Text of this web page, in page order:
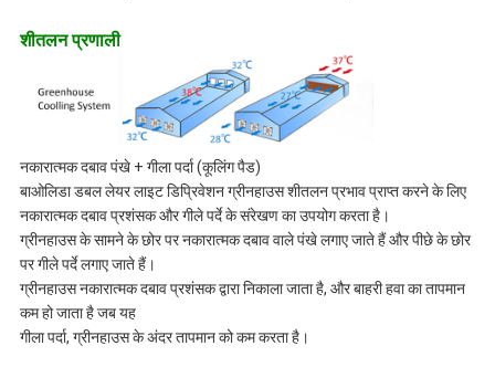
शीतलन प्रणाली
नकारात्मक दबाव पंखे + गीला पर्दा (कूलिंग पैड)
बाओलिडा डबल लेयर लाइट डिप्रिवेशन ग्रीनहाउस शीतलन प्रभाव प्राप्त करने के लिए
नकारात्मक दबाव प्रशंसक और गीले पर्दे के संरेखण का उपयोग करता है।
ग्रीनहाउस के सामने के छोर पर नकारात्मक दबाव वाले पंखे लगाए जाते हैं और पीछे के छोर
पर गीले पर्दे लगाए जाते हैं।
ग्रीनहाउस नकारात्मक दबाव प्रशंसक द्वारा निकाला जाता है, और बाहरी हवा का तापमान
कम हो जाता है जब यह
गीला पर्दा, ग्रीनहाउस के अंदर तापमान को कम करता है।